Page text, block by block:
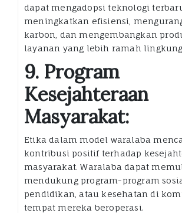
dapat mengadopsi teknologi
meningkatkan efisiensi,
karbon, dan mengembangkan
layanan yang lebih ramah
9. Program
Kesejahteraan
Masyarakat:
Etika dalam model waralaba
kontribusi positif terhadap
masyarakat. Waralaba dapat
mendukung program-program
pendidikan, atau kesehatan di
tempat mereka beroperasi.